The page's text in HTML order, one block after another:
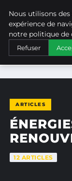
ACCUEIL
ARTICLES
12 ARTICLES
Nous utilisons
expérience de
notre politique de
Refuser